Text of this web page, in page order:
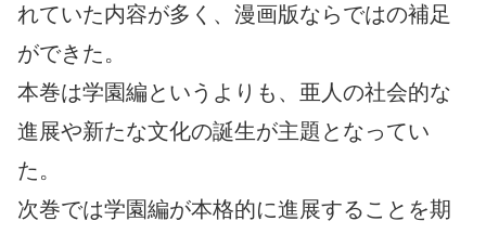
れていた内容が多く、漫画版ならではの補足
ができた。
本巻は学園編というよりも、亜人の社会的な
進展や新たな文化の誕生が主題となってい
た。
次巻では学園編が本格的に進展することを期